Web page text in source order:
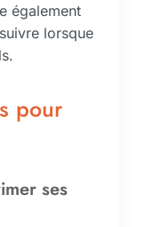
également
lorsque
pour
ses